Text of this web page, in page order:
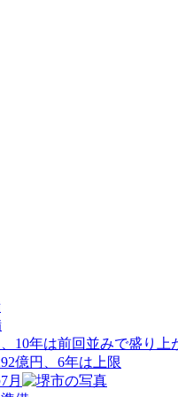
10年は前回並みで盛り上
億円、6年は上限
月